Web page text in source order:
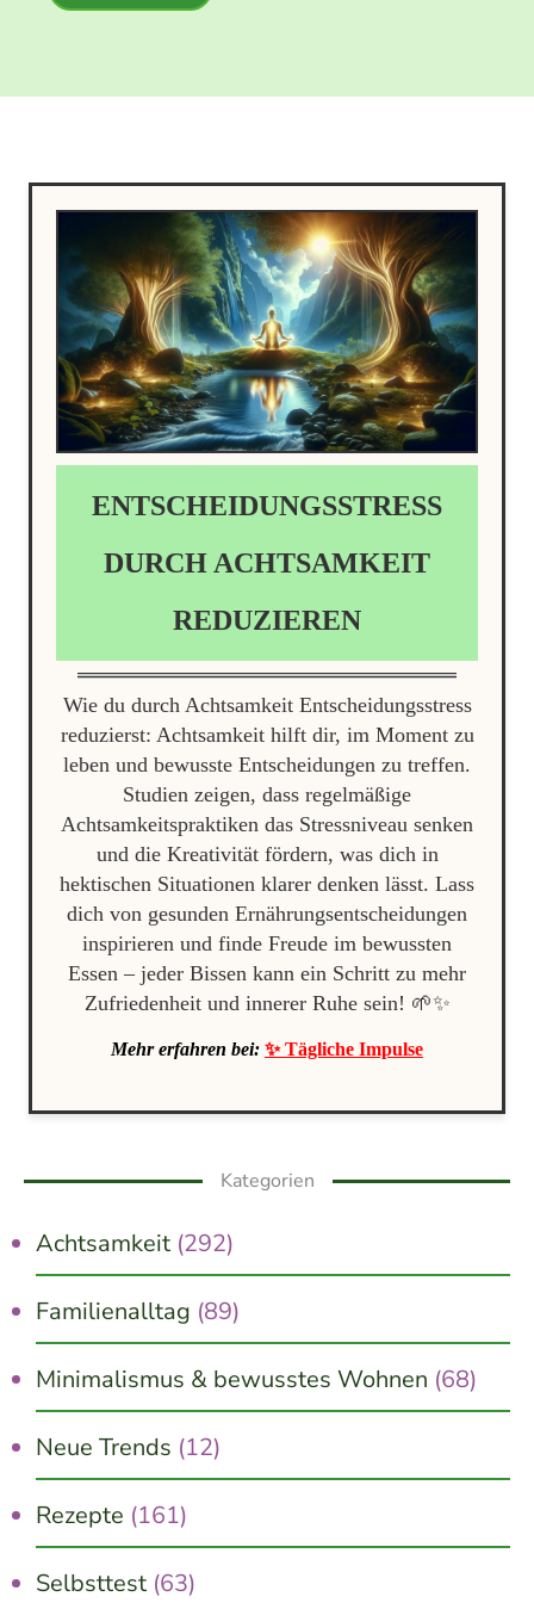
ENTSCHEIDUNGSSTRESS
DURCH ACHTSAMKEIT
REDUZIEREN
Wie du durch Achtsamkeit Entscheidungsstress
reduzierst: Achtsamkeit hilft dir, im Moment zu
leben und bewusste Entscheidungen zu treffen.
Studien zeigen, dass regelmäßige
Achtsamkeitspraktiken das Stressniveau senken
und die Kreativität fördern, was dich in
hektischen Situationen klarer denken lässt. Lass
dich von gesunden Ernährungsentscheidungen
inspirieren und finde Freude im bewussten
Essen – jeder Bissen kann ein Schritt zu mehr
Zufriedenheit und innerer Ruhe sein! 🌱✨
Mehr erfahren bei: ✨ Tägliche Impulse
Kategorien
Achtsamkeit (292)
Familienalltag (89)
Minimalismus & bewusstes Wohnen (68)
Neue Trends (12)
Rezepte (161)
Selbsttest (63)